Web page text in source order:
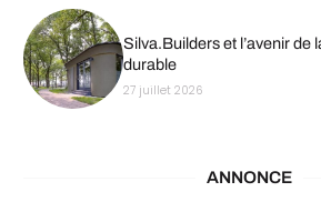
Silva.Builders et l’avenir de
durable
27 juillet 2026
ANNONCE